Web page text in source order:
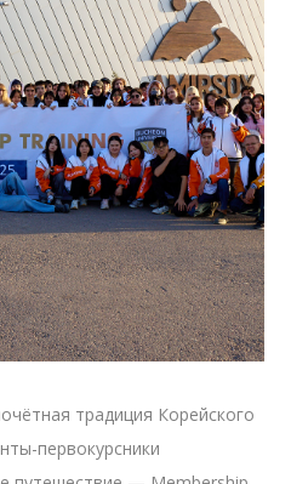
традиция Корейского
первокурсники